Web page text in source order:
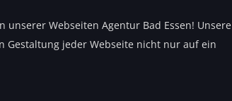
unserer Webseiten Agentur Bad Essen! Unsere
Gestaltung jeder Webseite nicht nur auf ein